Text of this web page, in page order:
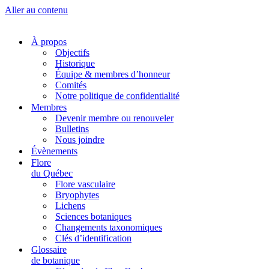
Aller au contenu
À propos
Objectifs
Historique
Équipe & membres d’honneur
Comités
Notre politique de confidentialité
Membres
Devenir membre ou renouveler
Bulletins
Nous joindre
Évènements
Flore
du Québec
Flore vasculaire
Bryophytes
Lichens
Sciences botaniques
Changements taxonomiques
Clés d’identification
Glossaire
de botanique